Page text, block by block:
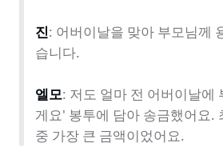
진: 어버이날을 맞아 부모님께
습니다.
엘모: 저도 얼마 전 어버이날에
게요' 봉투에 담아 송금했어요.
중 가장 큰 금액이었어요.